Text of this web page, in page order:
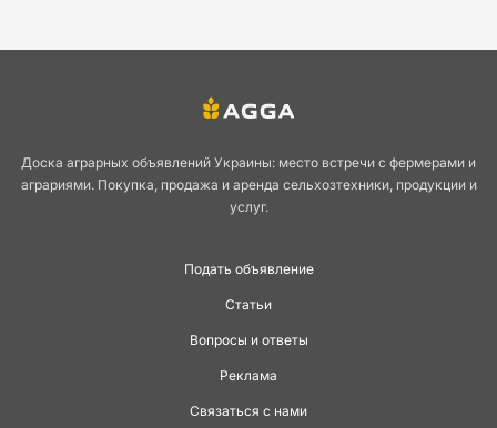
Доска аграрных объявлений Украины: место встречи с фермерами и
аграриями. Покупка, продажа и аренда сельхозтехники, продукции и
услуг.
Подать объявление
Статьи
Вопросы и ответы
Реклама
Связаться с нами